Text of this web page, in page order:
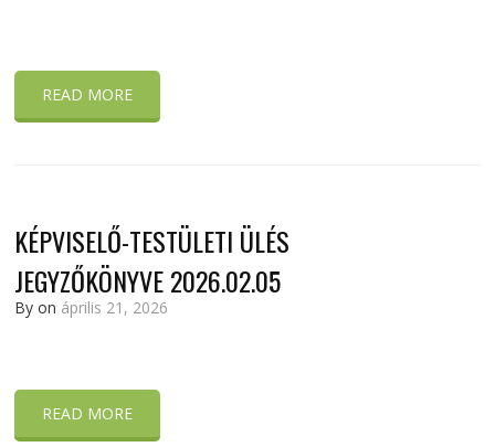
READ MORE
KÉPVISELŐ-TESTÜLETI ÜLÉS
JEGYZŐKÖNYVE 2026.02.05
Byon április 21, 2026
READ MORE